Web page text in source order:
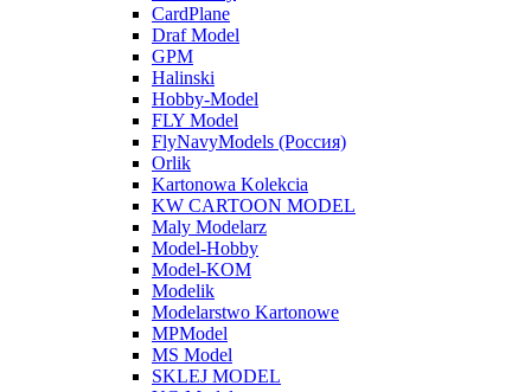
CardPlane
Draf Model
GPM
Halinski
Hobby-Model
FLY Model
FlyNavyModels (Россия)
Orlik
Kartonowa Kolekcia
KW CARTOON MODEL
Maly Modelarz
Model-Hobby
Model-KOM
Modelik
Modelarstwo Kartonowe
MPModel
MS Model
SKLEJ MODEL